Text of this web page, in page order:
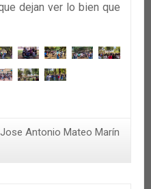
dejan ver lo bien que
Jose Antonio Mateo Marín